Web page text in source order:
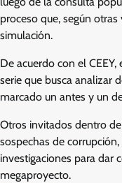
proceso que, según
simulación.
De acuerdo con el
serie que busca analizar
marcado un antes y un
Otros invitados dentro
sospechas de
investigaciones para dar
megaproyecto.